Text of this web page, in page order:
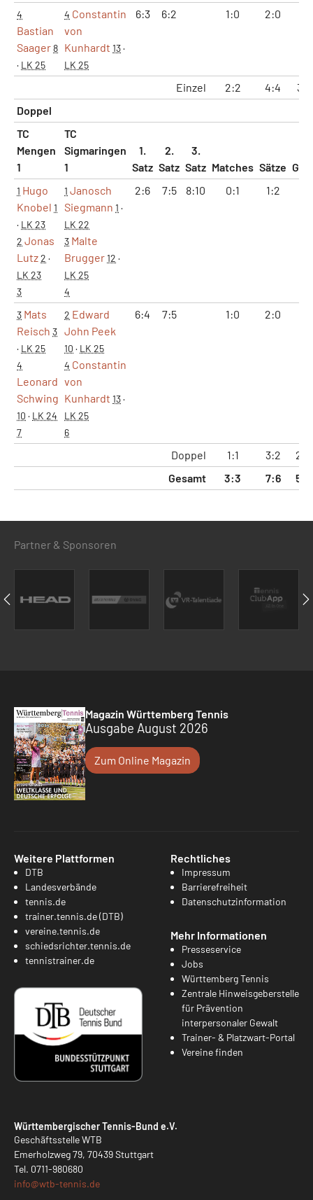
4
Bastian
Saager8
· LK 25
4 Constantin
von
Kunhardt 13·
LK 25
6:3 6:2 1:0 2:0
Einzel 2:2 4:4
Doppel
TC
Mengen
1
TC
Sigmaringen
1
1.
Satz
2.
Satz
3.
Satz Matches Sätze
1 Hugo
Knobel 1
· LK 23
2 Jonas
Lutz2 ·
LK 23
3
1 Janosch
Siegmann 1 ·
LK 22
3 Malte
Brugger12 ·
LK 25
4
2:6 7:5 8:10 0:1 1:2
3 Mats
Reisch 3
· LK 25
4
Leonard
Schwing
10 · LK 24
7
2 Edward
John Peek
10 · LK 25
4 Constantin
von
Kunhardt 13·
LK 25
6
6:4 7:5 1:0 2:0
Doppel 1:1 3:2
Gesamt
3:3 7:6
Partner & Sponsoren
Magazin Württemberg Tennis
Ausgabe August 2026
Zum Online Magazin
Weitere Plattformen
DTB
Landesverbände
tennis.de
trainer.tennis.de (DTB)
vereine.tennis.de
schiedsrichter.tennis.de
tennistrainer.de
Rechtliches
Impressum
Barrierefreiheit
Datenschutzinformation
Mehr Informationen
Presseservice
Jobs
Württemberg Tennis
Zentrale Hinweisgeberstelle
für Prävention
interpersonaler Gewalt
Trainer- & Platzwart-Portal
Vereine finden
Württembergischer Tennis-Bund e.V.
Geschäftsstelle WTB
Emerholzweg 79, 70439 Stuttgart
Tel. 0711-980680
info@wtb-tennis.de